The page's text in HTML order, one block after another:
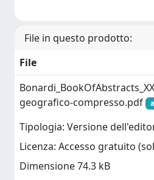
File in questo prodotto:
File
geografico-compresso.pdf
Tipologia: Versione
Licenza: Accesso gratuito
Dimensione 74.3 kB